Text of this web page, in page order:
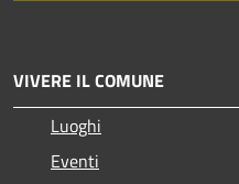
VIVERE IL COMUNE
Luoghi
Eventi